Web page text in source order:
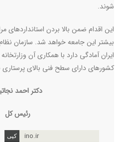
شوند.
این اقدام ضمن بالا بردن
بیشتر این جامعه خواهد شد. سازمان
ایران آمادگی دارد با همکاری آن
کشورهای دارای سطح فنی بالای پرستاری
دکتر احمد
رئیس کل
ino.ir